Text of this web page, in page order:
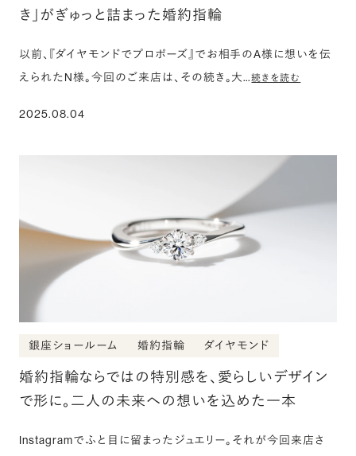
き」がぎゅっと詰まった婚約指輪
以前、『ダイヤモンドでプロポーズ』でお相手のA様に想いを伝
えられたN様。今回のご来店は、その続き。大…続きを読む
2025.08.04
銀座ショールーム 婚約指輪 ダイヤモンド
婚約指輪ならではの特別感を、愛らしいデザイン
で形に。二人の未来への想いを込めた一本
Instagramでふと目に留まったジュエリー。それが今回来店さ